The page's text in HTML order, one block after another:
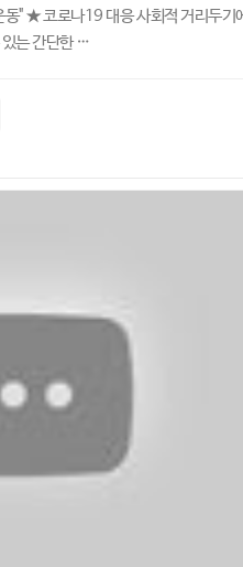
" ★ 코로나19 대응 사회적 거리두기
있는 간단한 …